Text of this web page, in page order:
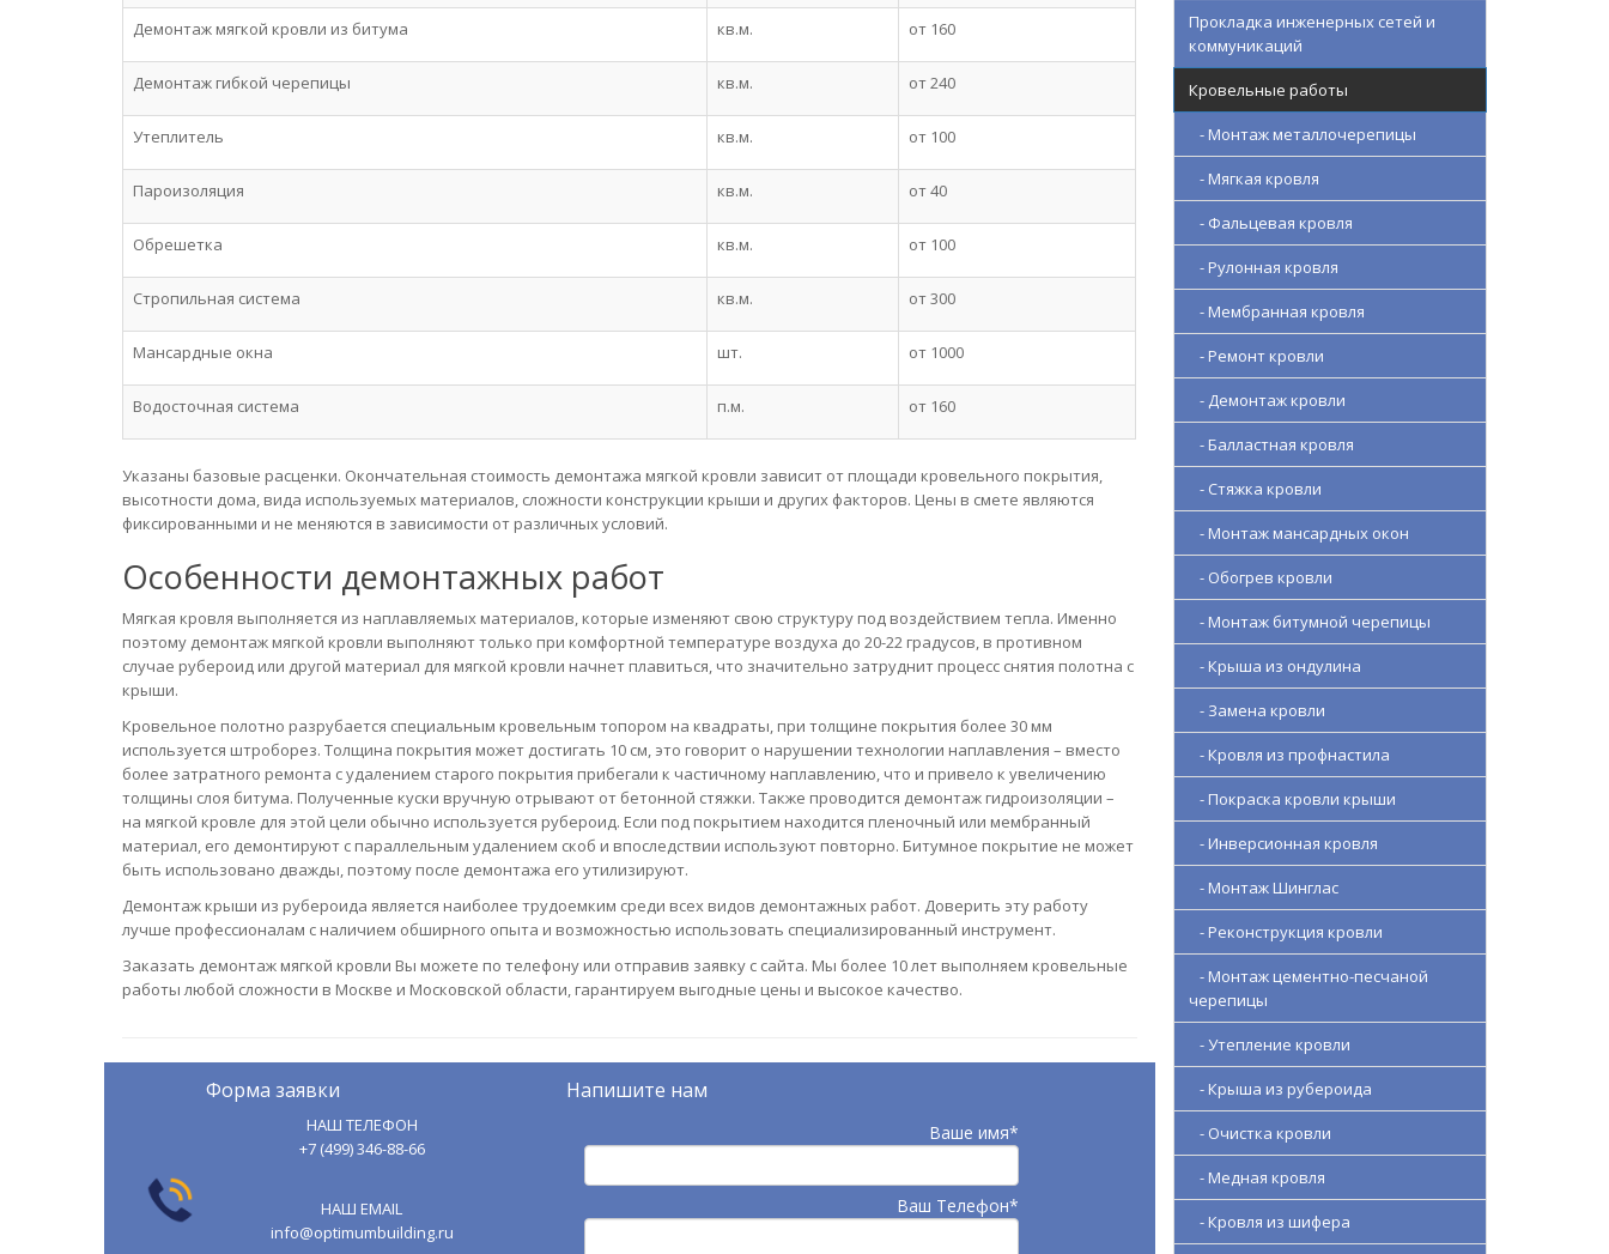
Демонтаж мягкой кровли из битума кв.м. от 160
Демонтаж гибкой черепицы кв.м. от 240
Утеплитель кв.м. от 100
Пароизоляция кв.м. от 40
Обрешетка кв.м. от 100
Стропильная система кв.м. от 300
Мансардные окна шт. от 1000
Водосточная система п.м. от 160
Указаны базовые расценки. Окончательная стоимость демонтажа мягкой кровли зависит от площади кровельного покрытия,
высотности дома, вида используемых материалов, сложности конструкции крыши и других факторов. Цены в смете являются
фиксированными и не меняются в зависимости от различных условий.
Особенности демонтажных работ
Мягкая кровля выполняется из наплавляемых материалов, которые изменяют свою структуру под воздействием тепла. Именно
поэтому демонтаж мягкой кровли выполняют только при комфортной температуре воздуха до 20-22 градусов, в противном
случае рубероид или другой материал для мягкой кровли начнет плавиться, что значительно затруднит процесс снятия полотна с
крыши.
Кровельное полотно разрубается специальным кровельным топором на квадраты, при толщине покрытия более 30 мм
используется штроборез. Толщина покрытия может достигать 10 см, это говорит о нарушении технологии наплавления – вместо
более затратного ремонта с удалением старого покрытия прибегали к частичному наплавлению, что и привело к увеличению
толщины слоя битума. Полученные куски вручную отрывают от бетонной стяжки. Также проводится демонтаж гидроизоляции –
на мягкой кровле для этой цели обычно используется рубероид. Если под покрытием находится пленочный или мембранный
материал, его демонтируют с параллельным удалением скоб и впоследствии используют повторно. Битумное покрытие не может
быть использовано дважды, поэтому после демонтажа его утилизируют.
Демонтаж крыши из рубероида является наиболее трудоемким среди всех видов демонтажных работ. Доверить эту работу
лучше профессионалам с наличием обширного опыта и возможностью использовать специализированный инструмент.
Заказать демонтаж мягкой кровли Вы можете по телефону или отправив заявку с сайта. Мы более 10 лет выполняем кровельные
работы любой сложности в Москве и Московской области, гарантируем выгодные цены и высокое качество.
Форма заявки
НАШ ТЕЛЕФОН
+7 (499) 346-88-66
НАШ EMAIL
info@optimumbuilding.ru
Напишите нам
Ваше имя*
Ваш Телефон*
Прокладка инженерных сетей и
коммуникаций
Кровельные работы
- Монтаж металлочерепицы
- Мягкая кровля
- Фальцевая кровля
- Рулонная кровля
- Мембранная кровля
- Ремонт кровли
- Демонтаж кровли
- Балластная кровля
- Стяжка кровли
- Монтаж мансардных окон
- Обогрев кровли
- Монтаж битумной черепицы
- Крыша из ондулина
- Замена кровли
- Кровля из профнастила
- Покраска кровли крыши
- Инверсионная кровля
- Монтаж Шинглас
- Реконструкция кровли
- Монтаж цементно-песчаной
черепицы
- Утепление кровли
- Крыша из рубероида
- Очистка кровли
- Медная кровля
- Кровля из шифера